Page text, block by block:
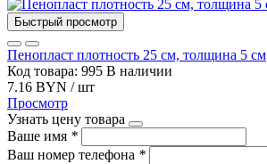
Быстрый просмотр
Пенопласт плотность 25 см, толщина 5 см
Код товара: 995 В наличии
7.16 BYN / шт
Просмотр
Узнать цену товара
Ваше имя *
Ваш номер телефона *